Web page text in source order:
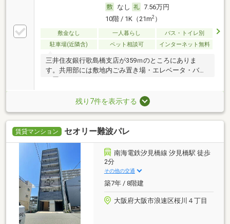
なし
7.56万円
10階 / 1K（21m2）
敷金なし 一人暮らし
バス・トイレ別
駐車場(近隣含)
ペット相談可 インターネット無料
三井住友銀行歌島橋支店が359ｍのところにありま
す。共用部には敷地内ごみ置き場・エレベータ・バイ
残り7件を表示する
賃貸マンション セオリー難波パレ
南海電鉄汐見橋線 汐見橋駅 徒歩
2分
その他の交通
築7年 / 8階建
大阪府大阪市浪速区桜川４丁目